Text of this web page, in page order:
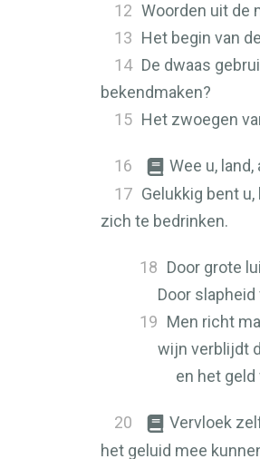
12 Woorden uit de
13 Het begin van
14 De dwaas
bekendmaken?
15 Het zwoegen
16 Wee u,
17 Gelukkig bent
zich te bedrinken.
18 Door grote
Door
19 Men richt
wijn verblijdt
en het
20 Vervloek
het geluid mee